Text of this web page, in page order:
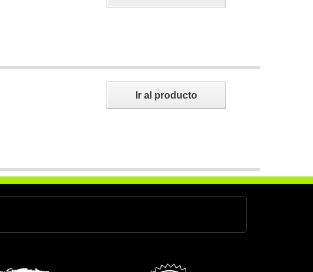
Ir al producto